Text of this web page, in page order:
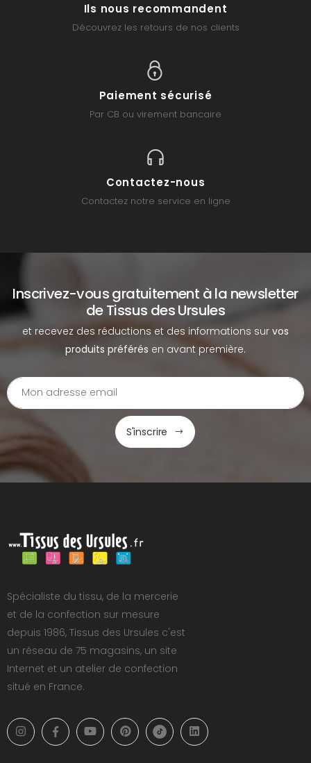
Ils nous recommandent
Découvrez les retours de nos clients
Paiement sécurisé
Par CB ou virement bancaire
Contactez-nous
Contactez notre service en ligne
Inscrivez-vous gratuitement à la newsletter
de Tissus des Ursules
et recevez des réductions et des informations sur vos
produits préférés en avant première.
S'inscrire
Spécialiste du tissu, de la mercerie
et de la confection sur mesure
depuis 1986, Tissus des Ursules c'est
un réseau de 75 magasins, un site
Internet et un atelier de confection
situé en France.